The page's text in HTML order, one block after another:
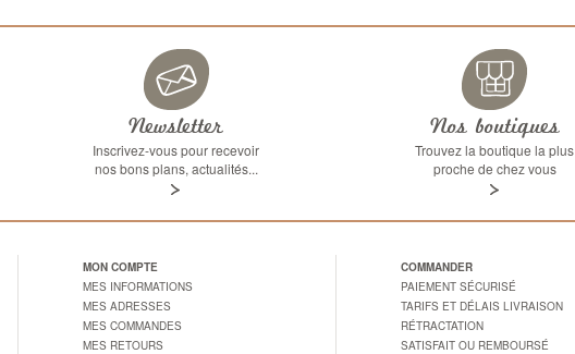
Newsletter
Inscrivez-vous pour recevoir
nos bons plans, actualités...
Nos boutiques
Trouvez la boutique la plus
proche de chez vous
MON COMPTE
MES INFORMATIONS
MES ADRESSES
MES COMMANDES
MES RETOURS
COMMANDER
PAIEMENT SÉCURISÉ
TARIFS ET DÉLAIS LIVRAISON
RÉTRACTATION
SATISFAIT OU REMBOURSÉ